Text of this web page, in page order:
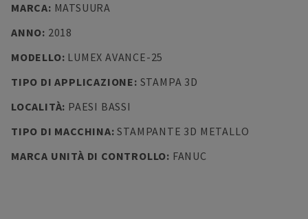
MARCA: MATSUURA
ANNO: 2018
MODELLO: LUMEX AVANCE-25
TIPO DI APPLICAZIONE: STAMPA 3D
LOCALITÀ: PAESI BASSI
TIPO DI MACCHINA:STAMPANTE 3D METALLO
MARCA UNITÀ DI CONTROLLO: FANUC